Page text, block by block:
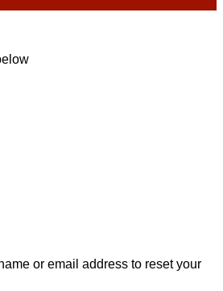
or email address to reset your